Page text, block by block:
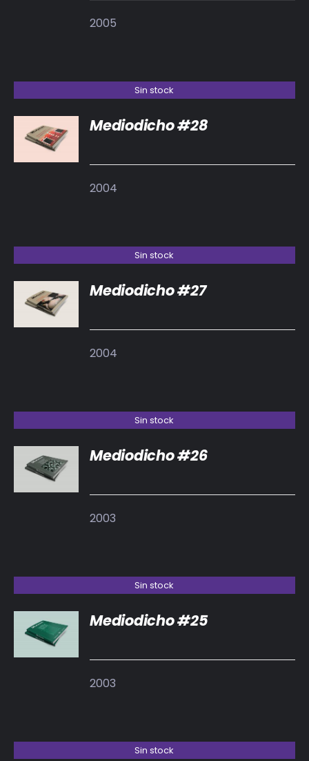
2005
Sin stock
DETALLES
Mediodicho #28
2004
Sin stock
DETALLES
Mediodicho #27
2004
Sin stock
DETALLES
Mediodicho #26
2003
Sin stock
DETALLES
Mediodicho #25
2003
Sin stock